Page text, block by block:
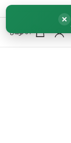
×
/
0 تومان